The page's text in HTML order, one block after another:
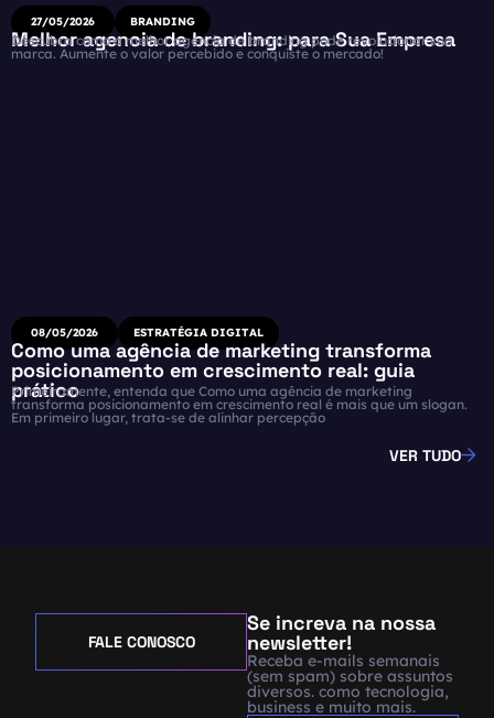
27/05/2026 BRANDING
Melhor agencia de branding: para Sua Empresa
Descubra como a melhor agencia de branding pode revolucionar sua
marca. Aumente o valor percebido e conquiste o mercado!
08/05/2026 ESTRATÉGIA DIGITAL
Como uma agência de marketing transforma
posicionamento em crescimento real: guia
prático
Primeiramente, entenda que Como uma agência de marketing
transforma posicionamento em crescimento real é mais que um slogan.
Em primeiro lugar, trata-se de alinhar percepção
VER TUDO
Se increva na nossa
newsletter!
Receba e-mails semanais
(sem spam) sobre assuntos
diversos. como tecnologia,
business e muito mais.
FALE CONOSCO